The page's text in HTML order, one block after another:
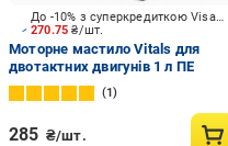
270.75₴/шт.
До -10% з суперкредиткою Visa Вигода
Моторне мастило Vitals для
двотактних двигунів 1 л ПЕ
1
285 ₴/шт.